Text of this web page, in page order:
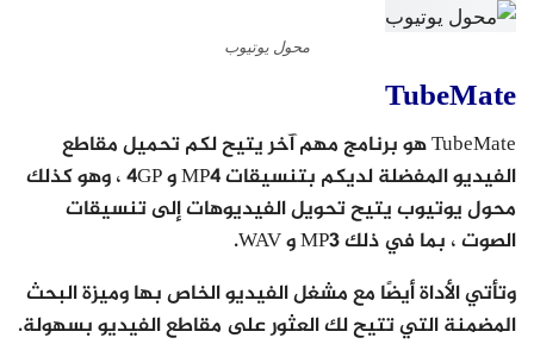
محول يوتيوب
TubeMate
TubeMate هو برنامج مهم آخر يتيح لكم تحميل مقاطع
الفيديو المفضلة لديكم بتنسيقات MP4 و 4GP ، وهو كذلك
محول يوتيوب يتيح تحويل الفيديوهات إلى تنسيقات
الصوت ، بما في ذلك MP3 و WAV.
وتأتي الأداة أيضًا مع مشغل الفيديو الخاص بها وميزة البحث
المضمنة التي تتيح لك العثور على مقاطع الفيديو بسهولة.